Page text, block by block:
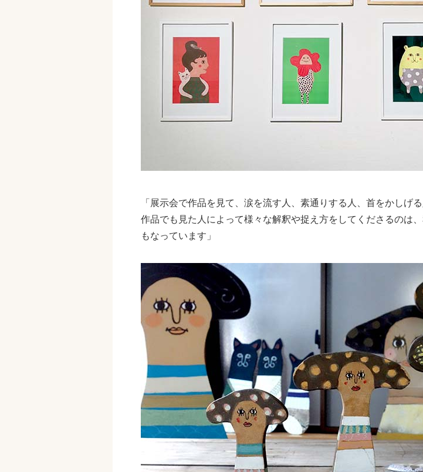
「展示会で作品を見て、涙を流す人、素通りする人、首をかしげ
作品でも見た人によって様々な解釈や捉え方をしてくださるのは
もなっています」